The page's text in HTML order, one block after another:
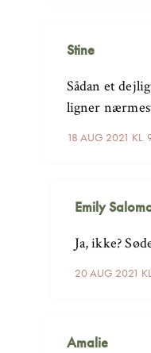
Stine
18 AUG 2021 KL.
Sådan et
ligner
Emily
20 AUG 2021
Ja, ikke?
Amalie